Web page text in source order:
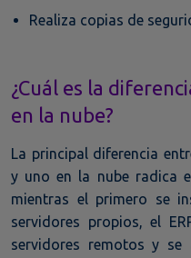
Realiza copias de
¿Cuál es la
en la nube?
La principal diferencia
y uno en la nube radica
mientras el primero se
servidores propios, el
servidores remotos y se